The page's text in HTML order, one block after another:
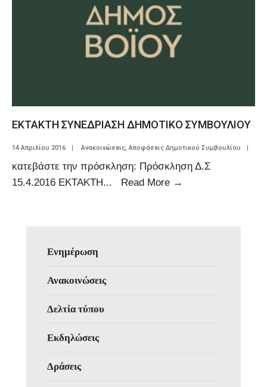
ΕΚΤΑΚΤΗ ΣΥΝΕΔΡΙΑΣΗ ΔΗΜΟΤΙΚΟ ΣΥΜΒΟΥΛΙΟΥ
14 Απριλίου 2016 Ανακοινώσεις, Αποφάσεις Δημοτικού Συμβουλίου
κατεβάστε την πρόσκληση: Πρόσκληση Δ.Σ
15.4.2016 ΕΚΤΑΚΤΗ... Read More →
Ενημέρωση
Ανακοινώσεις
Δελτία τύπου
Εκδηλώσεις
Δράσεις